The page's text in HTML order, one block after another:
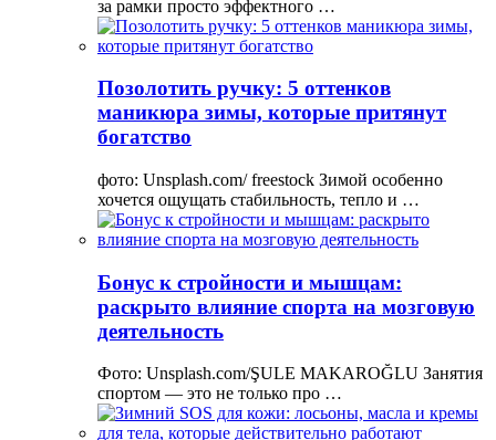
за рамки просто эффектного …
Позолотить ручку: 5 оттенков
маникюра зимы, которые притянут
богатство
фото: Unsplash.com/ freestock Зимой особенно
хочется ощущать стабильность, тепло и …
Бонус к стройности и мышцам:
раскрыто влияние спорта на мозговую
деятельность
Фото: Unsplash.com/ŞULE MAKAROĞLU Занятия
спортом — это не только про …